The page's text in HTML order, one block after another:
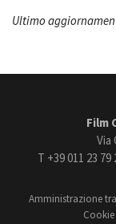
Ultimo
Film
Via
T +39 011 23 79
Amministrazione